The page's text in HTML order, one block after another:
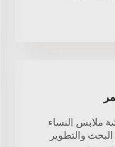
ملابس النساء
البحث والتطوير